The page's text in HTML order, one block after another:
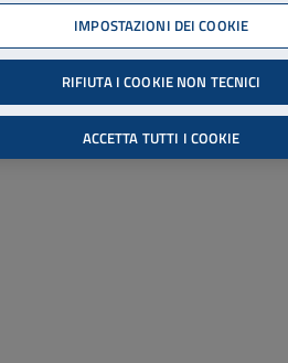
06 45539607
Accessibilità
Cerca
IMPOSTAZIONI DEI COOKIE
RIFIUTA I COOKIE NON TECNICI
ACCETTA TUTTI I COOKIE